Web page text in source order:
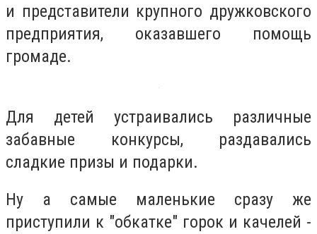
и представители крупного дружковского
предприятия, оказавшего помощь
громаде.
Для детей устраивались различные
забавные конкурсы, раздавались
сладкие призы и подарки.
Ну а самые маленькие сразу же
приступили к "обкатке" горок и качелей -